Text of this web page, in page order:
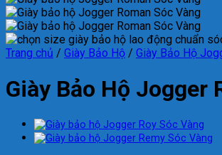
Trang chủ / Giày Bảo Hộ / Giày Bảo Hộ
Giày Bảo Hộ Jogger